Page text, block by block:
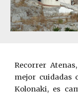
Recorrer
mejor cuidadas
Kolonaki, es